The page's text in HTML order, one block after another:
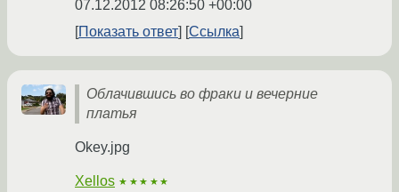
07.12.2012 08:26:50 +00:00
Показать ответ
Ссылка
Облачившись во фраки и вечерние
платья
Okey.jpg
Xellos ★★★★★